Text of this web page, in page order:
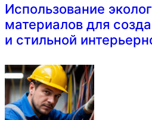
Использование
материалов для
и стильной